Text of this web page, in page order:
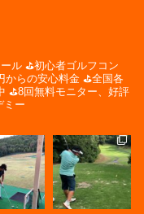
ル ⛳️初心者ゴルフコン
からの安心料金 ⛳️全国各
⛳️8回無料モニター、好評
ミー